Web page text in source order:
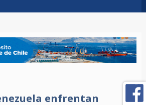
enfrentan